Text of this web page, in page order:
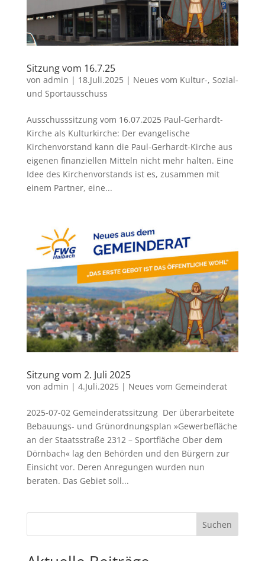
Sitzung vom 16.7.25
von admin | 18.Juli.2025| Neues vom Kultur-, Sozial-
und Sportausschuss
Ausschusssitzung vom 16.07.2025 Paul-Gerhardt-
Kirche als Kulturkirche: Der evangelische
Kirchenvorstand kann die Paul-Gerhardt-Kirche aus
eigenen finanziellen Mitteln nicht mehr halten. Eine
Idee des Kirchenvorstands ist es, zusammen mit
einem Partner, eine...
Sitzung vom 2. Juli 2025
von admin | 4.Juli.2025| Neues vom Gemeinderat
2025-07-02 Gemeinderatssitzung Der überarbeitete
Bebauungs- und Grünordnungsplan »Gewerbefläche
an der Staatsstraße 2312 – Sportfläche Ober dem
Dörnbach« lag den Behörden und den Bürgern zur
Einsicht vor. Deren Anregungen wurden nun
beraten. Das Gebiet soll...
Suchen